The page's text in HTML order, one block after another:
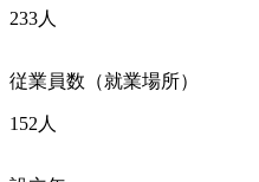
233人
従業員数（就業場所）
152人